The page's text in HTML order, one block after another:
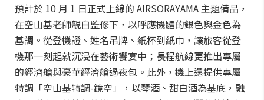
預計於 10 月 1 日正式上線的 AIRSORAYAMA 主題備品，
在空山基老師親自監修下，以呼應機體的銀色與金色為
基調。從登機證、姓名吊牌、紙杯到紙巾，讓旅客從登
機那一刻起就沉浸在藝術饗宴中；長程航線更推出專屬
的經濟艙與豪華經濟艙過夜包。此外，機上還提供專屬
特調「空山基特調-鏡空」，以琴酒、甜白酒為基底，融